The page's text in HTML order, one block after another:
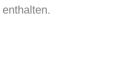
enthalten.